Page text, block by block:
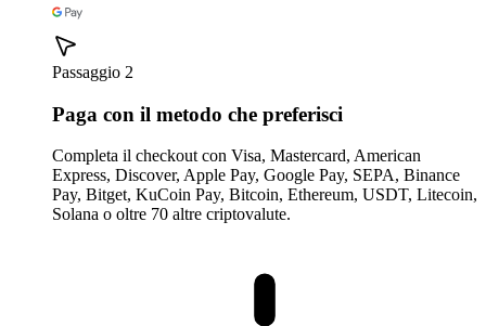
Passaggio 2
Paga con il metodo che preferisci
Completa il checkout con Visa, Mastercard, American
Express, Discover, Apple Pay, Google Pay, SEPA, Binance
Pay, Bitget, KuCoin Pay, Bitcoin, Ethereum, USDT, Litecoin,
Solana o oltre 70 altre criptovalute.